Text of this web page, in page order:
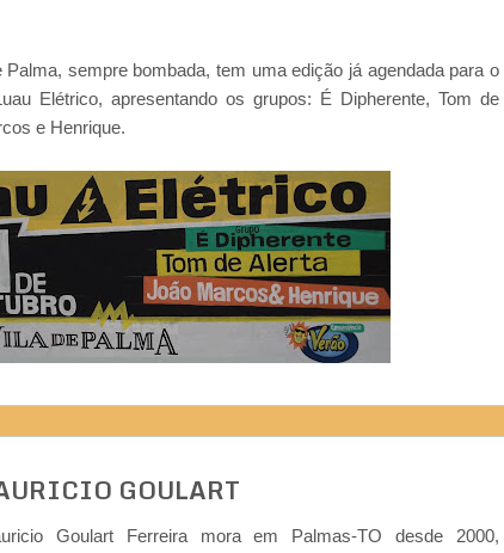
Palma, sempre bombada, tem uma edição já agendada para o
Elétrico, apresentando os grupos: É Dipherente, Tom de
e Henrique.
GOULART
Goulart Ferreira mora em Palmas-TO desde 2000,